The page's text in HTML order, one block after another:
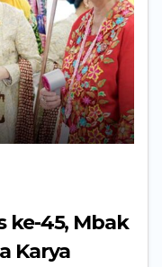
ke-45, Mbak
Karya